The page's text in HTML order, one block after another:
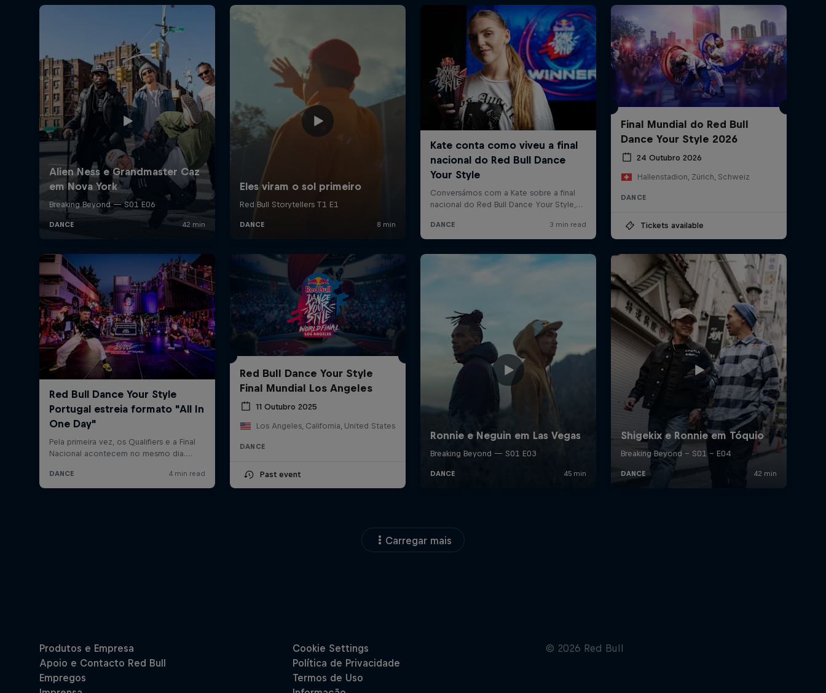
Final Mundial do Red Bull
Dance Your Style 2026
24 Outubro 2026
Hallenstadion, Zürich, Schweiz
DANCE
Tickets available
Red Bull Dance Your Style
Final Mundial Los Angeles
11 Outubro 2025
Los Angeles, California, United States
DANCE
Past event
Carregar mais